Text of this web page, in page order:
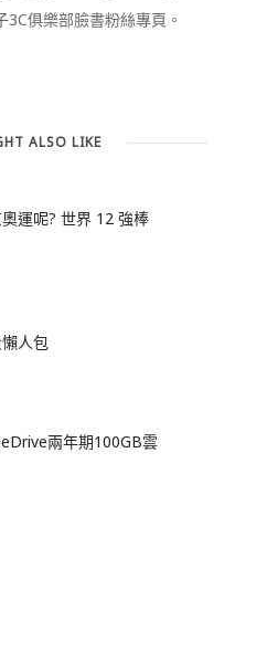
3C俱樂部臉書粉絲專頁。
ALSO LIKE
運呢? 世界 12 強棒
人包
兩年期100GB雲